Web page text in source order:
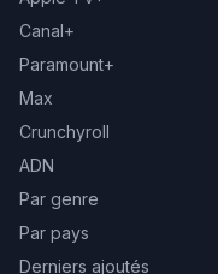
Canal+
Paramount+
Max
Crunchyroll
ADN
Par genre
Par pays
Derniers ajoutés